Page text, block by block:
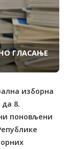
ГЛАСАЊЕ
изборна
8.
поновљени